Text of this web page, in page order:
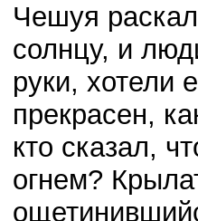
Чешуя
солнцу, и
руки, хотели
прекрасен,
кто сказал,
огнем?